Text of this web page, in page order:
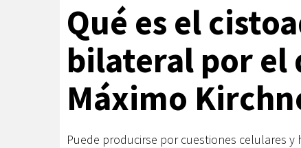
Qué es el
bilateral por el
Máximo
Puede producirse por cuestiones celulares